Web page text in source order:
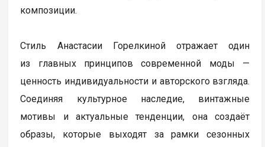
композиции.
Стиль Анастасии Горелкиной отражает один
из главных принципов современной моды —
ценность индивидуальности и авторского взгляда.
Соединяя культурное наследие, винтажные
мотивы и актуальные тенденции, она создаёт
образы, которые выходят за рамки сезонных